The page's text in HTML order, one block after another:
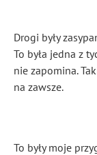
Drogi były
To była jedna z
nie zapomina.
na zawsze.
To były moje